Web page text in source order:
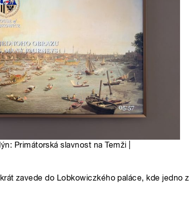
Primátorská slavnost na Temži |
zavede do Lobkowiczkého paláce, kde jedno z